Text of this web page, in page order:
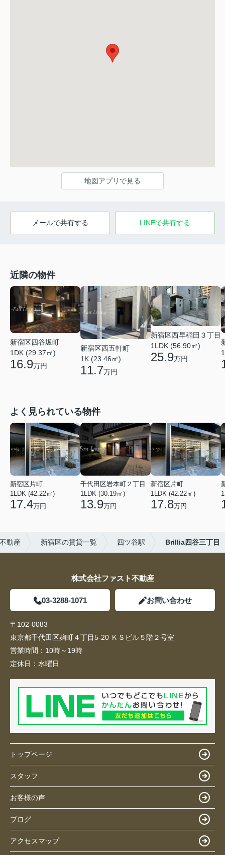
地図アプリで見る
メールで共有する LINEで共有する
近隣の物件
新宿区四谷坂町
1DK (29.37㎡)
16.9万円
新宿区西五軒町
1K (23.46㎡)
11.7万円
新宿区西早稲田３丁目
1LDK (56.90㎡)
25.9万円
よく見られている物件
新宿区片町
1LDK (42.22㎡)
17.4万円
千代田区岩本町２丁目
1LDK (30.19㎡)
13.9万円
新宿区片町
1LDK (42.22㎡)
17.8万円
動産 新宿区の賃貸一覧 四ツ谷駅 Brillia四谷三丁目
株式会社ファスト不動産
03-3288-1071 お問い合わせ
〒102-0083
東京都千代田区麹町４丁目5-20 ＫＳビル５階２号室
営業時間： 10時～19時
定休日： 水曜日
トップページ
スタッフ
お客様の声
ブログ
アクセスマップ